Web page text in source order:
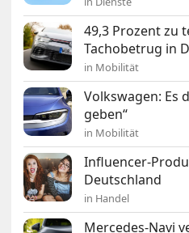
49,3 Prozent zu
Tachobetrug in
in Mobilität
Volkswagen: Es
geben“
in Mobilität
Influencer-
Deutschland
in Handel
Mercedes-Navi